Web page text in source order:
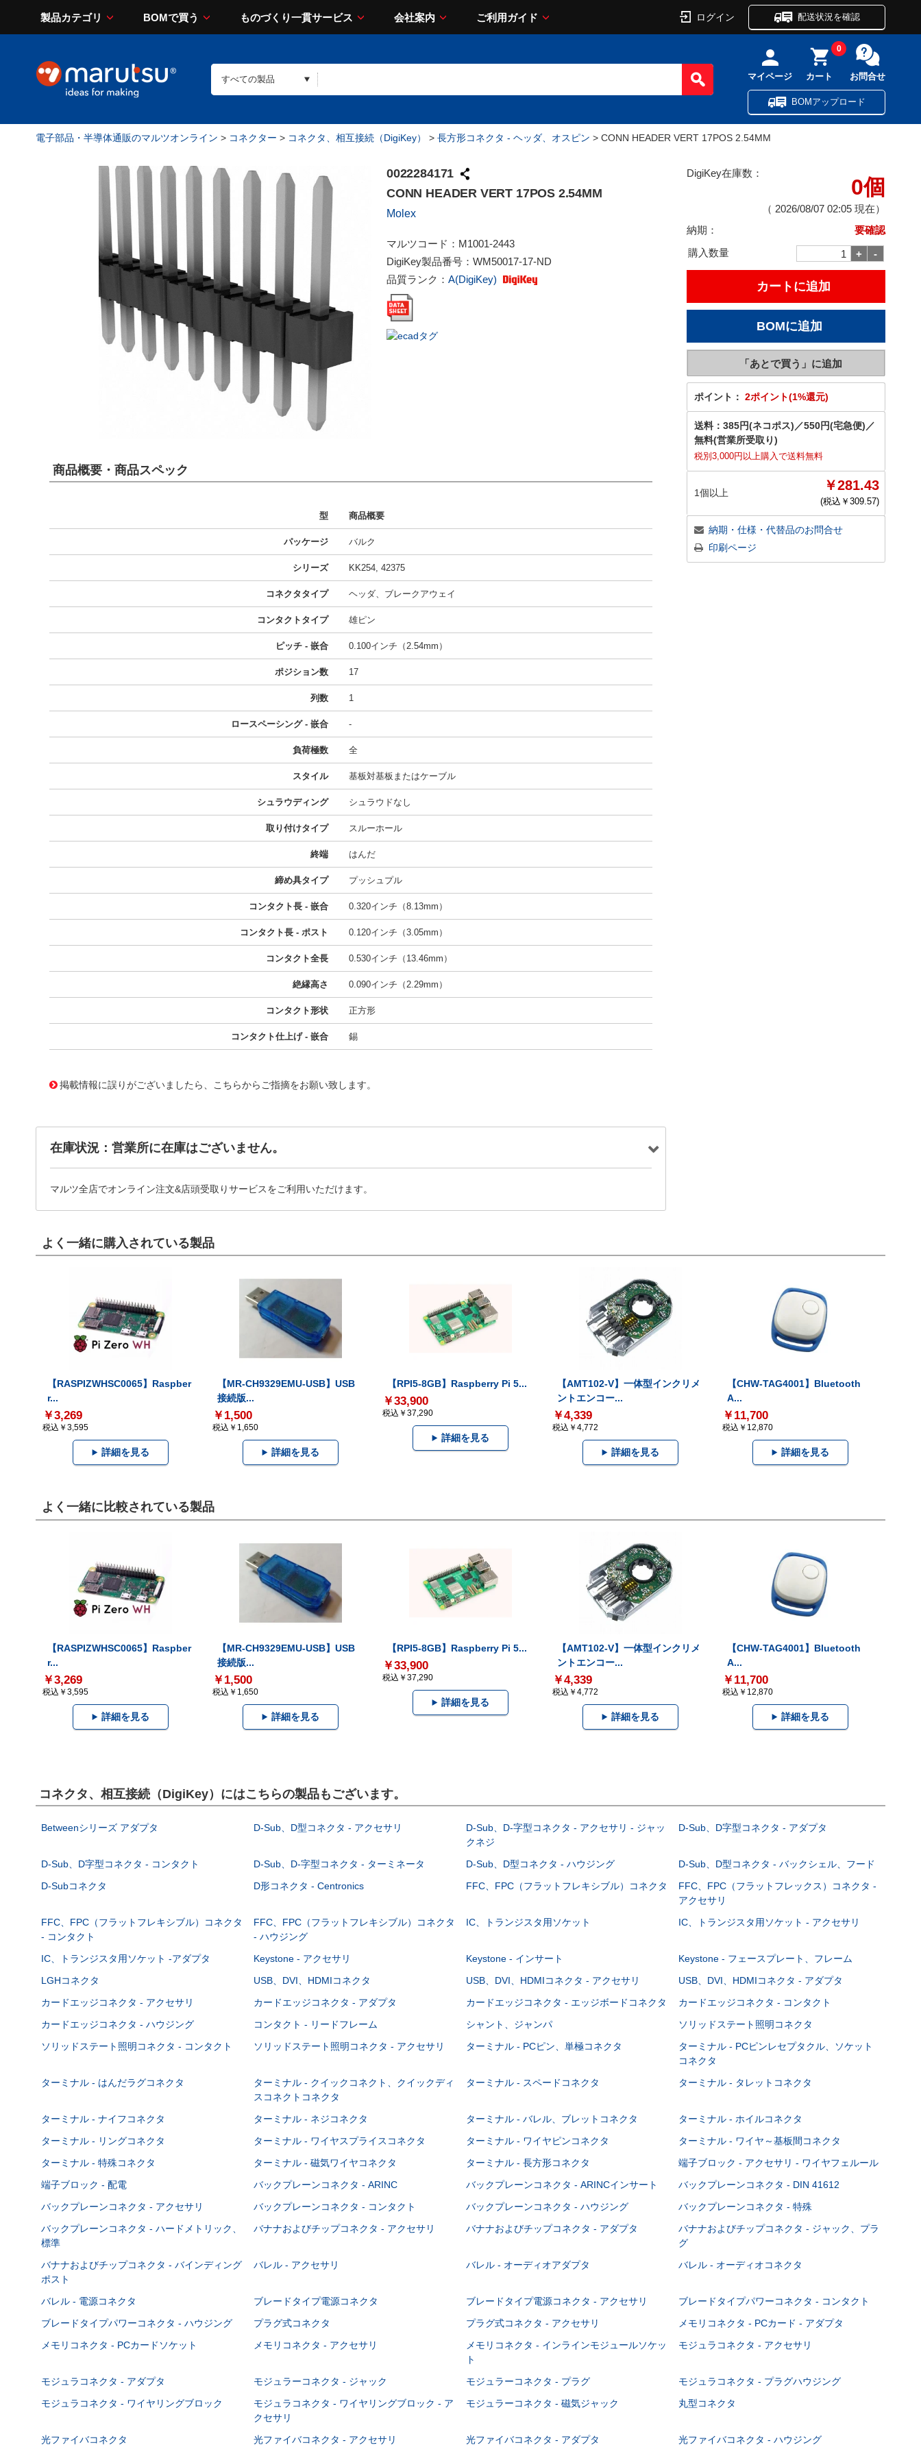
製品カテゴリ BOMで買う ものづくり一貫サービス 会社案内 ご利用ガイド ログイン 配送状況を確認
マイページ カート
0
お問合せ
BOMアップロード
電子部品・半導体通販のマルツオンライン > コネクター > コネクタ、相互接続（DigiKey） > 長方形コネクタ - ヘッダ、オスピン > CONN HEADER VERT 17POS 2.54MM
0022284171
CONN HEADER VERT 17POS 2.54MM
Molex
マルツコード： M1001-2443
DigiKey製品番号： WM50017-17-ND
品質ランク： A(DigiKey)
DigiKey在庫数：
0個
（ 2026/08/07 02:05 現在）
納期：
要確認
購入数量
ポイント： 2ポイント(1%還元)
送料： 385円(ネコポス) ／550円(宅急便) ／
無料(営業所受取り)
税別3,000円以上購入で送料無料
1個以上 ￥281.43
(税込￥ 309.57)
納期・仕様・代替品のお問合せ
印刷ページ
商品概要・商品スペック
型 商品概要
パッケージ バルク
シリーズ KK254, 42375
コネクタタイプ ヘッダ、ブレークアウェイ
コンタクトタイプ 雄ピン
ピッチ - 嵌合 0.100インチ（2.54mm）
ポジション数 17
列数 1
ロースペーシング - 嵌合 -
負荷極数 全
スタイル 基板対基板またはケーブル
シュラウディング シュラウドなし
取り付けタイプ スルーホール
終端 はんだ
締め具タイプ プッシュプル
コンタクト長 - 嵌合 0.320インチ（8.13mm）
コンタクト長 - ポスト 0.120インチ（3.05mm）
コンタクト全長 0.530インチ（13.46mm）
絶縁高さ 0.090インチ（2.29mm）
コンタクト形状 正方形
コンタクト仕上げ - 嵌合 錫
掲載情報に誤りがございましたら、こちらからご指摘をお願い致します。
在庫状況：営業所に在庫はございません。
マルツ全店でオンライン注文&店頭受取りサービスをご利用いただけます。
よく一緒に購入されている製品
【RASPIZWHSC0065】Raspber
r...
￥3,269
税込￥3,595
詳細を見る
【MR-CH9329EMU-USB】USB
接続版...
￥1,500
税込￥1,650
詳細を見る
【RPI5-8GB】Raspberry Pi 5...
￥33,900
税込￥37,290
詳細を見る
【AMT102-V】一体型インクリメ
ントエンコー...
￥4,339
税込￥4,772
詳細を見る
【CHW-TAG4001】Bluetooth
A...
￥11,700
税込￥12,870
詳細を見る
よく一緒に比較されている製品
【RASPIZWHSC0065】Raspber
r...
￥3,269
税込￥3,595
詳細を見る
【MR-CH9329EMU-USB】USB
接続版...
￥1,500
税込￥1,650
詳細を見る
【RPI5-8GB】Raspberry Pi 5...
￥33,900
税込￥37,290
詳細を見る
【AMT102-V】一体型インクリメ
ントエンコー...
￥4,339
税込￥4,772
詳細を見る
【CHW-TAG4001】Bluetooth
A...
￥11,700
税込￥12,870
詳細を見る
コネクタ、相互接続（DigiKey）にはこちらの製品もございます。
Betweenシリーズ アダプタ D-Sub、D型コネクタ - アクセサリ
D-Sub、D-字型コネクタ - アクセサリ - ジャッ
クネジ
D-Sub、D字型コネクタ - アダプタ
D-Sub、D字型コネクタ - コンタクト D-Sub、D-字型コネクタ - ターミネータ D-Sub、D型コネクタ - ハウジング
D-Sub、D型コネクタ - バックシェル、フード
D-Subコネクタ
D形コネクタ - Centronics FFC、FPC（フラットフレキシブル）コネクタ
FFC、FPC（フラットフレックス）コネクタ -
アクセサリ
FFC、FPC（フラットフレキシブル）コネクタ
- コンタクト
FFC、FPC（フラットフレキシブル）コネクタ
- ハウジング
IC、トランジスタ用ソケット IC、トランジスタ用ソケット - アクセサリ
IC、トランジスタ用ソケット -アダプタ Keystone - アクセサリ Keystone - インサート
Keystone - フェースプレート、フレーム
LGHコネクタ
USB、DVI、HDMIコネクタ USB、DVI、HDMIコネクタ - アクセサリ
USB、DVI、HDMIコネクタ - アダプタ
カードエッジコネクタ - アクセサリ
カードエッジコネクタ - アダプタ カードエッジコネクタ - エッジボードコネクタ
カードエッジコネクタ - コンタクト
カードエッジコネクタ - ハウジング
コンタクト - リードフレーム シャント、ジャンパ
ソリッドステート照明コネクタ
ソリッドステート照明コネクタ - コンタクト
ソリッドステート照明コネクタ - アクセサリ ターミナル - PCピン、単極コネクタ
ターミナル - PCピンレセプタクル、ソケット
コネクタ
ターミナル - はんだラグコネクタ
ターミナル - クイックコネクト、クイックディ
スコネクトコネクタ
ターミナル - スペードコネクタ ターミナル - タレットコネクタ
ターミナル - ナイフコネクタ ターミナル - ネジコネクタ ターミナル - バレル、ブレットコネクタ
ターミナル - ホイルコネクタ
ターミナル - リングコネクタ
ターミナル - ワイヤスプライスコネクタ ターミナル - ワイヤピンコネクタ
ターミナル - ワイヤ～基板間コネクタ
ターミナル - 特殊コネクタ
ターミナル - 磁気ワイヤコネクタ ターミナル - 長方形コネクタ
端子ブロック - アクセサリ - ワイヤフェルール
端子ブロック - 配電
バックプレーンコネクタ - ARINC バックプレーンコネクタ - ARINCインサート
バックプレーンコネクタ - DIN 41612
バックプレーンコネクタ - アクセサリ
バックプレーンコネクタ - コンタクト バックプレーンコネクタ - ハウジング
バックプレーンコネクタ - 特殊
バックプレーンコネクタ - ハードメトリック、
標準
バナナおよびチップコネクタ - アクセサリ バナナおよびチップコネクタ - アダプタ
バナナおよびチップコネクタ - ジャック、プラ
グ
バナナおよびチップコネクタ - バインディング
ポスト
バレル - アクセサリ バレル - オーディオアダプタ バレル - オーディオコネクタ
バレル - 電源コネクタ ブレードタイプ電源コネクタ ブレードタイプ電源コネクタ - アクセサリ
ブレードタイプパワーコネクタ - コンタクト
ブレードタイプパワーコネクタ - ハウジング
プラグ式コネクタ プラグ式コネクタ - アクセサリ
メモリコネクタ - PCカード - アダプタ
メモリコネクタ - PCカードソケット
メモリコネクタ - アクセサリ
メモリコネクタ - インラインモジュールソケッ
ト
モジュラコネクタ - アクセサリ
モジュラコネクタ - アダプタ モジュラーコネクタ - ジャック モジュラーコネクタ - プラグ
モジュラコネクタ - プラグハウジング
モジュラコネクタ - ワイヤリングブロック
モジュラコネクタ - ワイヤリングブロック - ア
クセサリ
モジュラーコネクタ - 磁気ジャック 丸型コネクタ
光ファイバコネクタ 光ファイバコネクタ - アクセサリ 光ファイバコネクタ - アダプタ
光ファイバコネクタ - ハウジング